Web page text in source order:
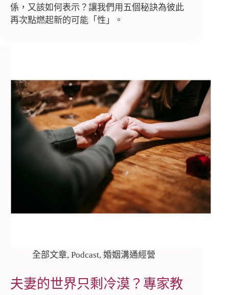
係，又該如何表示？讓我們用五個秘訣為彼此
再次點燃起新的可能「性」。
全部文章, Podcast, 婚姻溝通經營
夫妻的世界只剩冷漠？專家教